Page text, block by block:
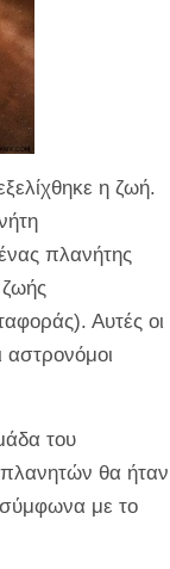
η ζωή.
πλανήτης
Αυτές οι
αστρονόμοι
του
πλανητών θα ήταν
σύμφωνα με το